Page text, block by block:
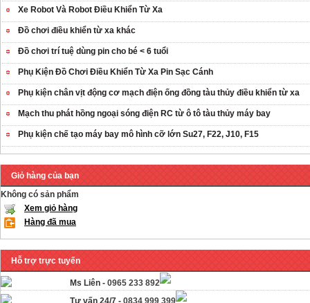
Xe Robot Và Robot Điều Khiển Từ Xa
Đồ chơi điều khiển từ xa khác
Đồ chơi trí tuệ dùng pin cho bé < 6 tuổi
Phụ Kiện Đồ Chơi Điều Khiển Từ Xa Pin Sạc Cánh
Phụ kiện chân vịt động cơ mạch điện ống đồng tàu thủy điều khiển từ xa
Mạch thu phát hồng ngoại sóng điện RC từ ô tô tàu thủy máy bay
Phụ kiện chế tạo máy bay mô hình cỡ lớn Su27, F22, J10, F15
Giỏ hàng của bạn
Không có sản phẩm
Xem giỏ hàng
Hàng đã mua
Hỗ trợ trực tuyến
Ms Liên - 0965 233 892
Tư vấn 24/7 - 0834 999 399